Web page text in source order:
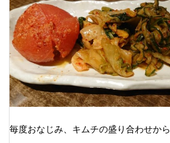
毎度おなじみ、キムチの盛り合わせから